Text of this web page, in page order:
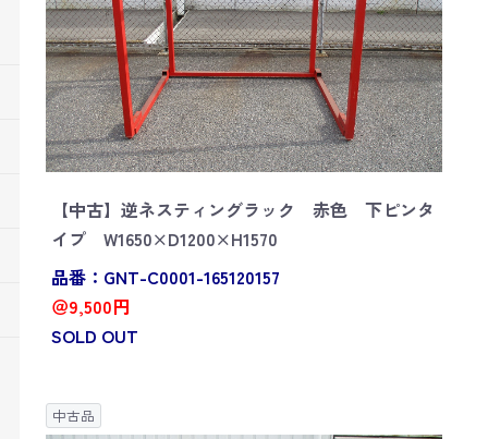
【中古】逆ネスティングラック 赤色 下ピンタ
イプ W1650×D1200×H1570
品番：GNT-C0001-165120157
＠9,500円
SOLD OUT
中古品